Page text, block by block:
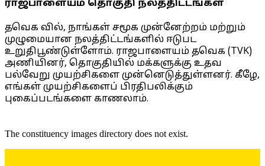
ராஜபாளையம் தொகுதி நலத்திட்டங்கள்
தவெக வில், நாங்கள் சமூக முன்னேற்றம் மற்றும்
முழுமையான நலத்திட்டங்களில் ஈடுபட
உறுதிபூண்டுள்ளோம். ராஜபாளையம் தவெக (TVK)
அணியினர், தொகுதியில் மக்களுக்கு உதவ
பல்வேறு முயற்சிகளை முன்னெடுத்துள்ளனர். கீழே,
எங்கள் முயற்சிகளைப் பிரதிபலிக்கும்
புகைப்படங்களை காணலாம்.
The constituency images directory does not exist.